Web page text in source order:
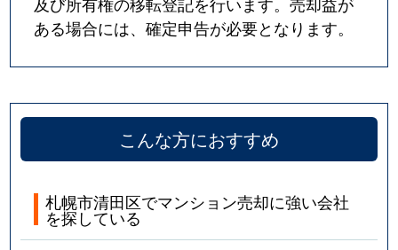
ある場合には、確定申告が必要となります。
こんな方におすすめ
札幌市清田区でマンション売却に強い会社
を探している